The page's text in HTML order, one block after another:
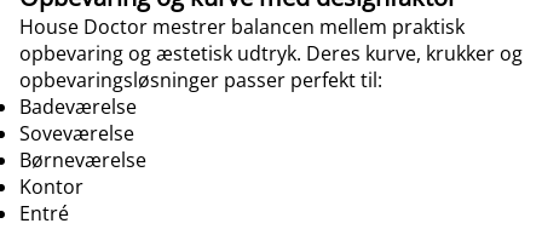
House Doctor mestrer balancen mellem praktisk
opbevaring og æstetisk udtryk. Deres kurve, krukker og
opbevaringsløsninger passer perfekt til:
Badeværelse
Soveværelse
Børneværelse
Kontor
Entré